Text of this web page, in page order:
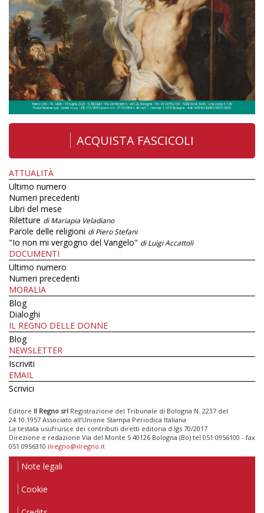
ACQUISTA FASCICOLI
ATTUALITÀ
Ultimo numero
Numeri precedenti
Libri del mese
Riletture di Mariapia Veladiano
Parole delle religioni di Piero Stefani
"Io non mi vergogno del Vangelo" di Luigi Accattoli
DOCUMENTI
Ultimo numero
Numeri precedenti
MORALIA
Blog
Dialoghi
IL REGNO DELLE DONNE
Blog
NEWSLETTER
Iscriviti
EMAIL
Scrivici
Editore Il Regno srl Registrazione del Tribunale di Bologna N. 2237 del
24.10.1957 Associato all’Unione Stampa Periodica Italiana
La testata usufruisce dei contributi diretti editoria d.lgs 70/2017
Direzione e redazione Via del Monte 5 40126 Bologna (Bo) tel 051 0956100 - fax
051 0956310 ilregno@ilregno.it
Note legali
Cookie